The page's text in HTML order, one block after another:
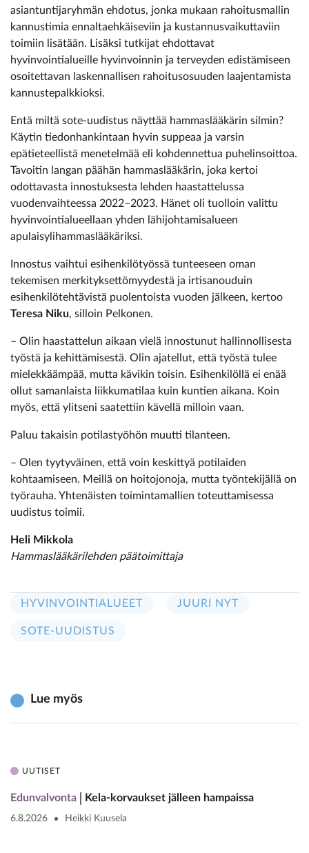
asiantuntijaryhmän ehdotus, jonka mukaan rahoitusmallin
kannustimia ennaltaehkäiseviin ja kustannusvaikuttaviin
toimiin lisätään. Lisäksi tutkijat ehdottavat
hyvinvointialueille hyvinvoinnin ja terveyden edistämiseen
osoitettavan laskennallisen rahoitusosuuden laajentamista
kannustepalkkioksi.
Entä miltä sote-uudistus näyttää hammaslääkärin silmin?
Käytin tiedonhankintaan hyvin suppeaa ja varsin
epätieteellistä menetelmää eli kohdennettua puhelinsoittoa.
Tavoitin langan päähän hammaslääkärin, joka kertoi
odottavasta innostuksesta lehden haastattelussa
vuodenvaihteessa 2022–2023. Hänet oli tuolloin valittu
hyvinvointialueellaan yhden lähijohtamisalueen
apulaisylihammaslääkäriksi.
Innostus vaihtui esihenkilötyössä tunteeseen oman
tekemisen merkityksettömyydestä ja irtisanouduin
esihenkilötehtävistä puolentoista vuoden jälkeen, kertoo
Teresa Niku, silloin Pelkonen.
– Olin haastattelun aikaan vielä innostunut hallinnollisesta
työstä ja kehittämisestä. Olin ajatellut, että työstä tulee
mielekkäämpää, mutta kävikin toisin. Esihenkilöllä ei enää
ollut samanlaista liikkumatilaa kuin kuntien aikana. Koin
myös, että ylitseni saatettiin kävellä milloin vaan.
Paluu takaisin potilastyöhön muutti tilanteen.
– Olen tyytyväinen, että voin keskittyä potilaiden
kohtaamiseen. Meillä on hoitojonoja, mutta työntekijällä on
työrauha. Yhtenäisten toimintamallien toteuttamisessa
uudistus toimii.
Heli Mikkola
Hammaslääkärilehden päätoimittaja
HYVINVOINTIALUEET JUURI NYT
SOTE-UUDISTUS
Lue myös
UUTISET
Edunvalvonta Kela-korvaukset jälleen hampaissa
6.8.2026 Heikki Kuusela